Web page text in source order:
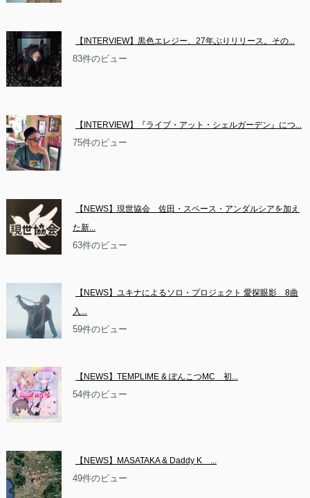
【INTERVIEW】黒色エレジー、27年ぶりリリース。その...
83件のビュー
【INTERVIEW】『ライブ・アット・シェルガーデン』につ...
75件のビュー
【NEWS】現世協会　佐田・スペース・アンダルシアを加え
た新...
63件のビュー
【NEWS】ユキナによるソロ・プロジェクト 愛探眼影　8曲
入...
59件のビュー
【NEWS】TEMPLIME & ぽんこつMC　初...
54件のビュー
【NEWS】MASATAKA & Daddy K　...
49件のビュー